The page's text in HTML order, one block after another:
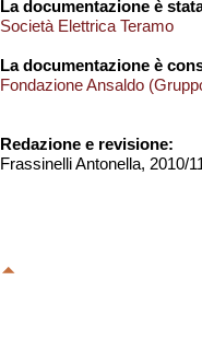
La documentazione è
Società Elettrica Teramo
La documentazione è
Fondazione Ansaldo
Redazione e revisione:
Frassinelli Antonella, 2010/